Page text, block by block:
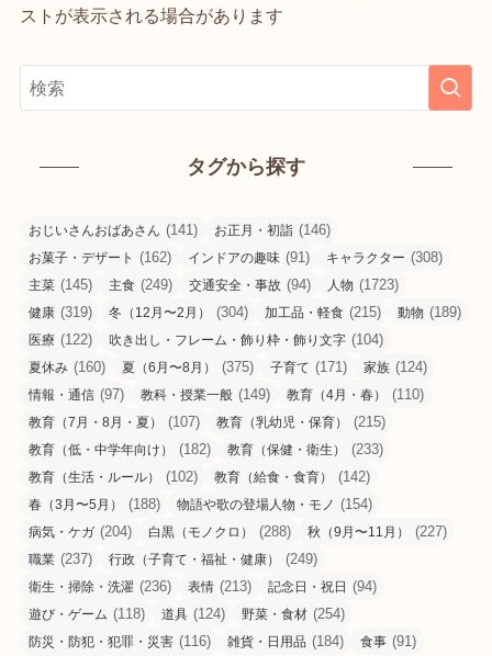
ストが表示される場合があります
タグから探す
おじいさんおばあさん (141) お正月・初詣 (146)
お菓子・デザート (162) インドアの趣味 (91) キャラクター (308)
主菜 (145) 主食 (249) 交通安全・事故 (94) 人物 (1723)
健康 (319) 冬（12月〜2月） (304) 加工品・軽食 (215) 動物 (189)
医療 (122) 吹き出し・フレーム・飾り枠・飾り文字 (104)
夏休み (160) 夏（6月〜8月） (375) 子育て (171) 家族 (124)
情報・通信 (97) 教科・授業一般 (149) 教育（4月・春） (110)
教育（7月・8月・夏） (107) 教育（乳幼児・保育） (215)
教育（低・中学年向け） (182) 教育（保健・衛生） (233)
教育（生活・ルール） (102) 教育（給食・食育） (142)
春（3月〜5月） (188) 物語や歌の登場人物・モノ (154)
病気・ケガ (204) 白黒（モノクロ） (288) 秋（9月〜11月） (227)
職業 (237) 行政（子育て・福祉・健康） (249)
衛生・掃除・洗濯 (236) 表情 (213) 記念日・祝日 (94)
遊び・ゲーム (118) 道具 (124) 野菜・食材 (254)
防災・防犯・犯罪・災害 (116) 雑貨・日用品 (184) 食事 (91)